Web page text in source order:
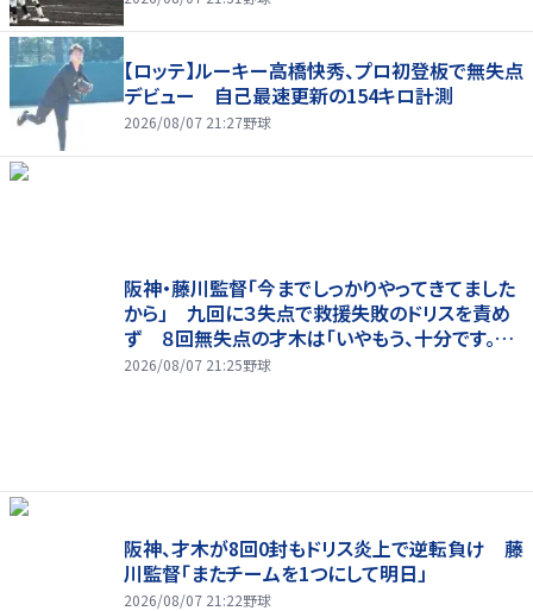
【ロッテ】ルーキー高橋快秀、プロ初登板で無失点
デビュー 自己最速更新の154キロ計測
2026/08/07 21:27野球
阪神・藤川監督「今までしっかりやってきてました
から」 九回に３失点で救援失敗のドリスを責め
ず ８回無失点の才木は「いやもう、十分です。あ
の回まででも十分な仕事でしたか」
2026/08/07 21:25野球
阪神、才木が8回0封もドリス炎上で逆転負け 藤
川監督「またチームを1つにして明日」
2026/08/07 21:22野球